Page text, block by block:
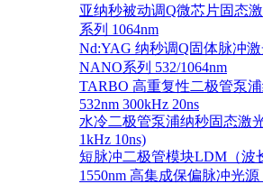
亚纳秒被动调Q微芯片固态
系列 1064nm
Nd:YAG 纳秒调Q固体脉冲
NANO系列 532/1064nm
TARBO 高重复性二极管泵
532nm 300kHz 20ns
水冷二极管泵浦纳秒固态激
1kHz 10ns)
短脉冲二极管模块LDM（波
1550nm 高集成保偏脉冲光